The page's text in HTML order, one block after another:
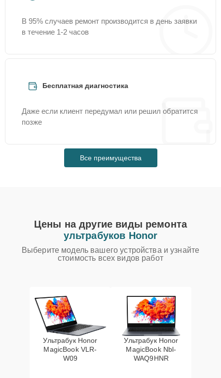
В 95% случаев ремонт производится в день заявки
в течение 1-2 часов
Бесплатная диагностика
Даже если клиент передумал или решил обратится
позже
Все преимущества
Цены на другие виды ремонта
ультрабуков Honor
Выберите модель вашего устройства и узнайте
стоимость всех видов работ
Ультрабук Honor
MagicBook VLR-
W09
Ультрабук Honor
MagicBook Nbl-
WAQ9HNR